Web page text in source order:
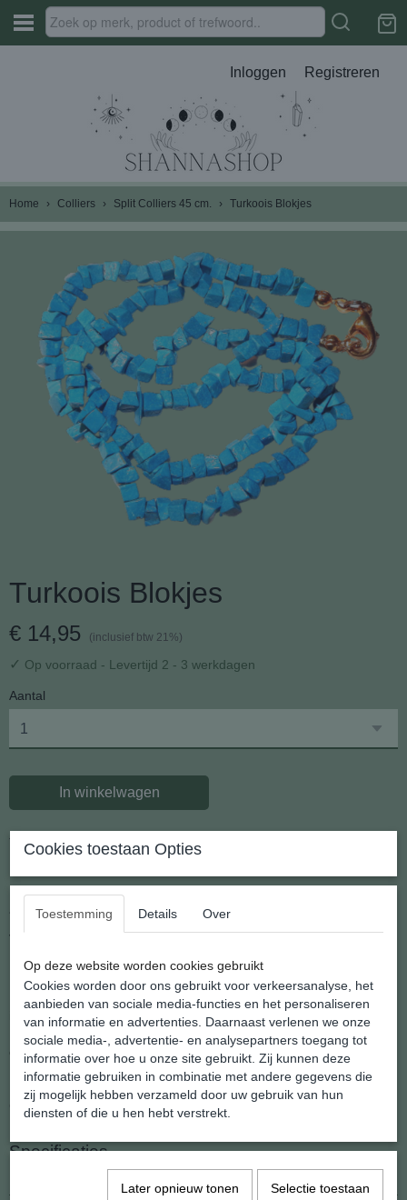
Inloggen Registreren
Home › Colliers › Split Colliers 45 cm. › Turkoois Blokjes
Turkoois Blokjes
€ 14,95 (inclusief btw 21%)
✓ Op voorraad - Levertijd 2 - 3 werkdagen
Aantal
In winkelwagen
Turkoois Blokjes Splt Collier
Met zorg gemaakte colliers met een lengte van 45 cm. en
afgewerkt met een karabijn sluiting.
Verkrijgbaar in 24 natuurlijke steensoorten.
Edelsteensplit is echte edelsteen in kleine ruwe stukjes welke
individueel worden voorzien van een klein boorgaatje.
Edelsteensplit is zeer in zwang bij kettingen, armbanden,
edelsteenboompjes etc. etc
Edelsteensplit is zeer in zwang bij kettingen, armbanden,
edelsteenboompjes etc. etc
Specificaties
7434042277206
Cookies toestaan Opties
Toestemming Details Over
Op deze website worden cookies gebruikt
Cookies worden door ons gebruikt voor verkeersanalyse, het
aanbieden van sociale media-functies en het personaliseren
van informatie en advertenties. Daarnaast verlenen we onze
sociale media-, advertentie- en analysepartners toegang tot
informatie over hoe u onze site gebruikt. Zij kunnen deze
informatie gebruiken in combinatie met andere gegevens die
zij mogelijk hebben verzameld door uw gebruik van hun
diensten of die u hen hebt verstrekt.
Later opnieuw tonen Selectie toestaan